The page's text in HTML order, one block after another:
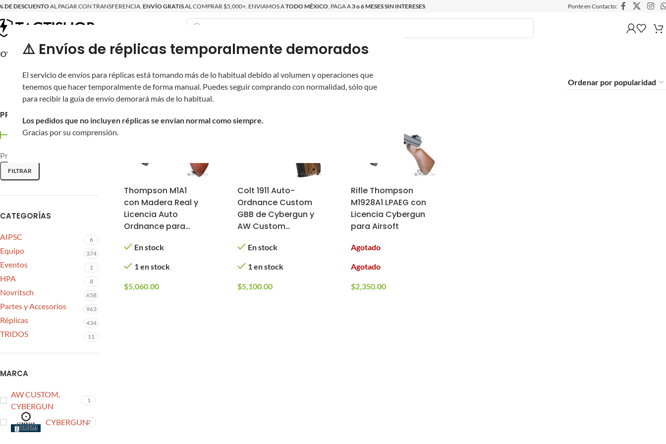
⚠️ Envíos de réplicas temporalmente demorados
El servicio de envíos para réplicas está tomando más de lo habitual debido al volumen y operaciones que
tenemos que hacer temporalmente de forma manual. Puedes seguir comprando con normalidad, sólo que
para recibir la guía de envío demorará más de lo habitual.
Los pedidos que no incluyen réplicas se envían normal como siempre.
Gracias por su comprensión.
DE DESCUENTOAL PAGAR CON TRANSFERENCIA. ENVÍO GRATISAL COMPRAR $5,000+. ENVIAMOS ATODO MÉXICO . PAGA A3 o 6 MESES SIN INTERESES Ponte en Contacto:
RÉPLICASPARTES Y ACCESORIOSEQUIPOPRODUCTOS NUEVOSPROMOCIONES
PRECIO
FILTRAR
Precio:
CATEGORÍAS
AIPSC 6
Equipo 374
Eventos 1
HPA 8
Novritsch 658
Partes y Accesorios 963
Réplicas 434
TRIDOS 11
MARCA
AW CUSTOM,
CYBERGUN
1
CYBERGUN2
Inicio
Thompson M1A1
con Madera Real y
Licencia Auto
Ordnance para
Cybergun
En stock
1 en stock
$5,060.00
Colt 1911 Auto-
Ordnance Custom
GBB de Cybergun y
AW Custom
Tipo: Gas)
En stock
1 en stock
$5,100.00
Rifle Thompson
M1928A1 LPAEG con
Licencia Cybergun
para Airsoft
Agotado
Agotado
$2,350.00